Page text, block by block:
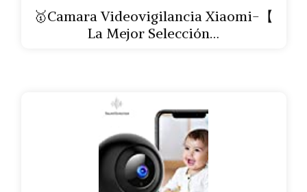
🥇Camara Videovigilancia Xiaomi-【
La Mejor Selección…